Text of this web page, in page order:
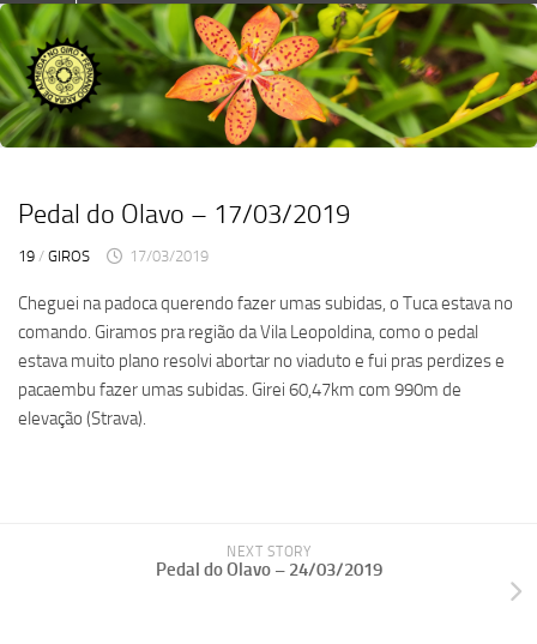
Skip
to
content
Pedal do Olavo – 17/03/2019
19 / GIROS 17/03/2019
Cheguei na padoca querendo fazer umas subidas, o Tuca estava no
comando. Giramos pra região da Vila Leopoldina, como o pedal
estava muito plano resolvi abortar no viaduto e fui pras perdizes e
pacaembu fazer umas subidas. Girei 60,47km com 990m de
elevação (Strava).
NEXT STORY
Pedal do Olavo – 24/03/2019